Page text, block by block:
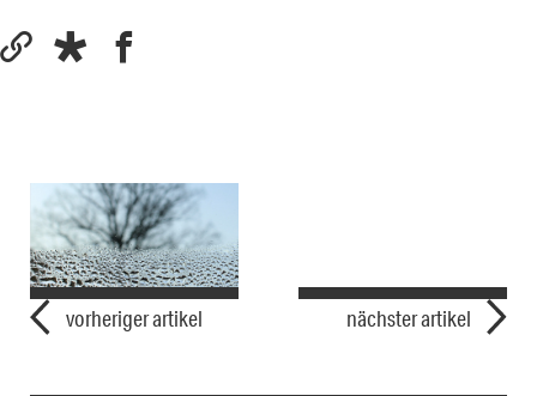
vorheriger artikel nächster artikel